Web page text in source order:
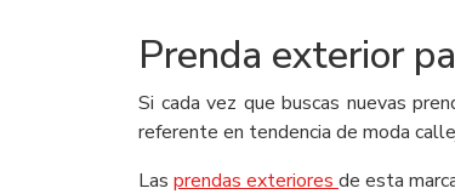
Prenda exterior
Si cada vez que buscas nuevas
referente en tendencia de moda
Las prendas exterioresde esta